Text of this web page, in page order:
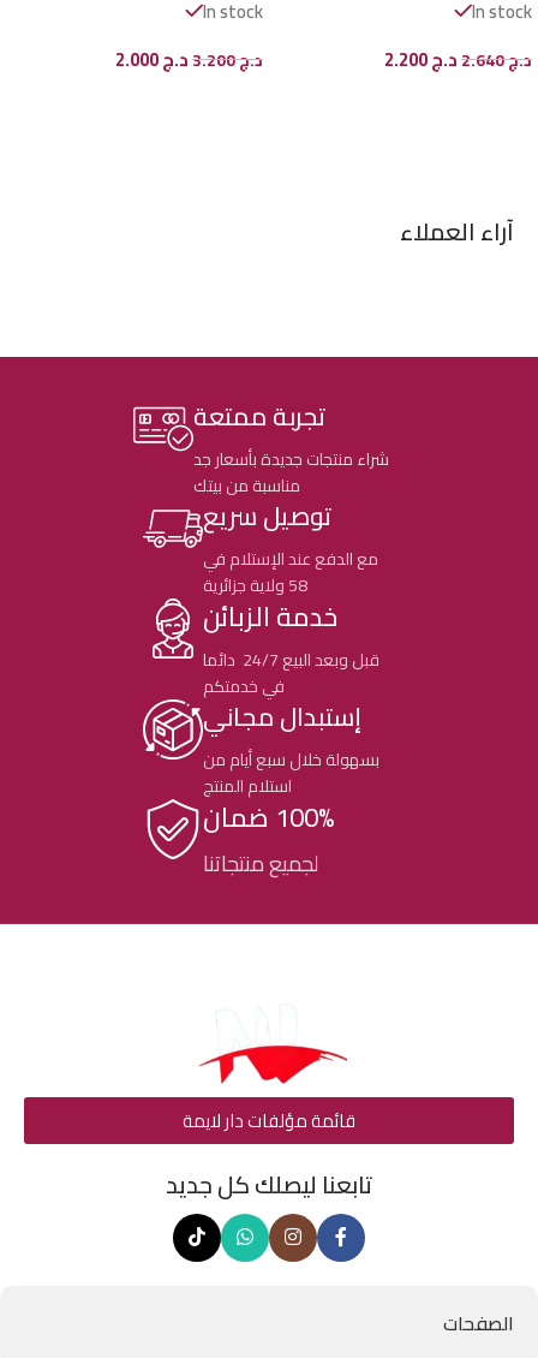
In stock
د.ج2.640 د.ج
In stock
د.ج3.200 د.ج
آراء العملاء
تجربة ممتعة
شراء منتجات جديدة بأسعار جد
مناسبة من بيتك
توصيل سريع
مع الدفع عند الإستلام في
58 ولاية جزائرية
خدمة الزبائن
قبل وبعد البيع 24/7 دائما
في خدمتكم
إستبدال مجاني
بسهولة خلال سبع أيام من
استلام المنتج
100% ضمان
لجميع منتجاتنا
قائمة مؤلفات دار لايمة
تابعنا ليصلك كل جديد
الصفحات